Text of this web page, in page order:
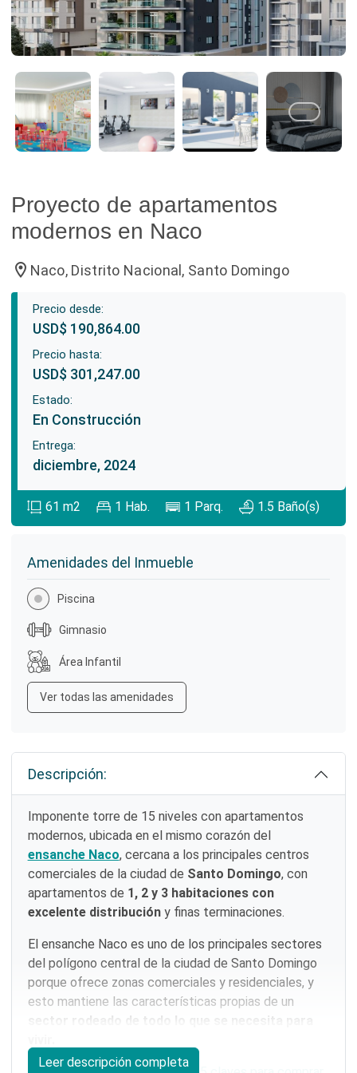
Proyecto de apartamentos
modernos en Naco
location_on Naco, Distrito Nacional, Santo Domingo
Precio desde:
USD$ 190,864.00
Precio hasta:
USD$ 301,247.00
Estado:
En Construcción
Entrega:
diciembre, 2024
61 m2 1 Hab. 1 Parq. 1.5 Baño(s)
Amenidades del Inmueble
Piscina
Gimnasio
Área Infantil
Ver todas las amenidades
Descripción:
Imponente torre de 15 niveles con apartamentos
modernos, ubicada en el mismo corazón del
ensanche Naco, cercana a los principales centros
comerciales de la ciudad de Santo Domingo, con
apartamentos de 1, 2 y 3 habitaciones con
excelente distribucióny finas terminaciones.
El ensanche Naco es uno de los principales sectores
del polígono central de la ciudad de Santo Domingo
porque ofrece zonas comerciales y residenciales, y
esto mantiene las características propias de un
sector rodeado de todo lo que se necesita para
Leer descripción completa